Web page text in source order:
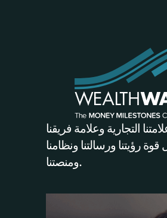
التجارية وعلامة فريقنا
قوة رؤيتنا ورسالتنا ونظامنا
ومنصتنا.